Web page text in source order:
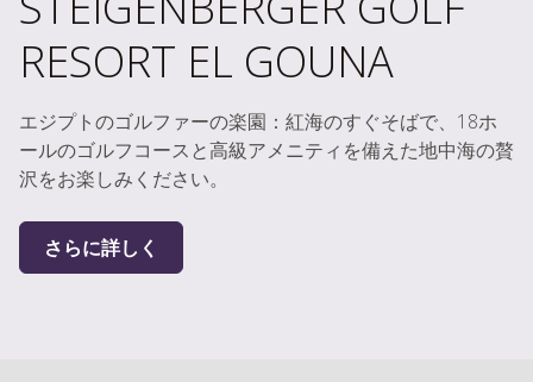
RESORT EL GOUNA
エジプトのゴルファーの楽園：紅海のすぐそばで、18ホ
ールのゴルフコースと高級アメニティを備えた地中海の贅
沢をお楽しみください。
さらに詳しく